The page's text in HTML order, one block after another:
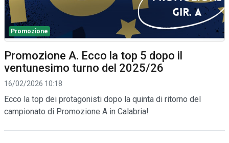
Promozione
Promozione A. Ecco la top 5 dopo il
ventunesimo turno del 2025/26
16/02/2026 10:18
Ecco la top dei protagonisti dopo la quinta di ritorno del
campionato di Promozione A in Calabria!